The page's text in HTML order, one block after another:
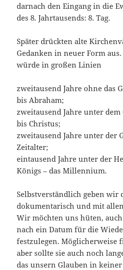
darnach den Eingang in die
des 8. Jahrtausends: 8. Tag.
Später drückten alte
Gedanken in neuer Form
würde in großen Linien
zweitausend Jahre ohne das
bis Abraham;
zweitausend Jahre unter
bis Christus;
zweitausend Jahre unter der
Zeitalter;
eintausend Jahre unter der
Königs – das Millennium.
Selbstverständlich geben wir
dokumentarisch und mit
Wir möchten uns hüten,
nach ein Datum für die
festzulegen. Möglicherweise
aber sollte sie auch noch
das unsern Glauben in